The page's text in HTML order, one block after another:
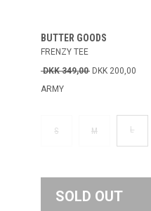
BUTTER GOODS
FRENZY TEE
DKK 349,00 DKK 200,00
ARMY
S M L
SOLD OUT